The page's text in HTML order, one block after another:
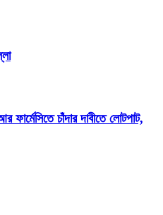
ফার্মেসিতে চাঁদার দাবীতে লোটপাট,